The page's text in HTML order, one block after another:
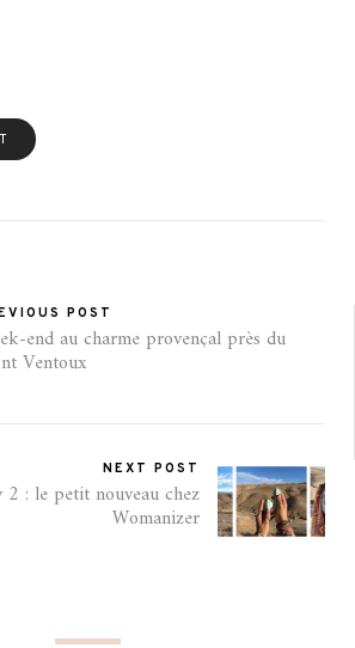
POST
end au charme provençal près du
Ventoux
NEXT POST
: le petit nouveau chez
Womanizer